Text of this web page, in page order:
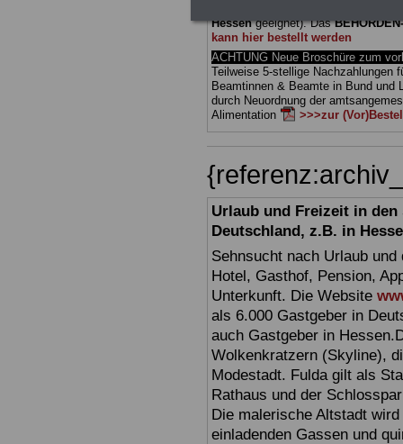
Hessengeeignet).Das
kann hier bestellt werden
ACHTUNG Neue Broschüre zum
Teilweise 5-stellige Nachzahlungen
Beamtinnen & Beamte in Bund und
durch Neuordnung der
Alimentation
>>>zur
Urlaub und Freizeit in
Deutschland, z.B. in
Sehnsucht nach Urlaub
Hotel, Gasthof, Pension,
Unterkunft. Die Website
als 6.000 Gastgeber in
auch Gastgeber in
Wolkenkratzern (Skyline),
Modestadt. Fulda gilt als
Rathaus und der
Die malerische Altstadt
einladenden Gassen und